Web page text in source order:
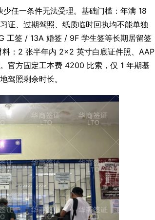
任一条件无法受理。基础门槛：年满 18
证、过期驾照、纸质临时回执均不能单独
工签 / 13A 婚签 / 9F 学生签等长期居留签
：2 张半年内 2×2 英寸白底证件照、AAP
官方固定工本费 4200 比索，仅 1 年期基
驾照剩余时长。